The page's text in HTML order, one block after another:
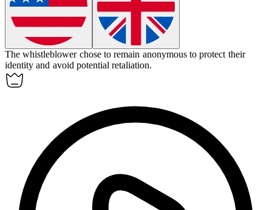
The whistleblower chose to remain anonymous to protect their
identity and avoid potential retaliation.